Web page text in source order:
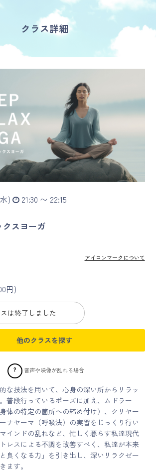
ター一覧
合わせ
いて
あたっての同意書
かかわる表示
ポリシー
クラス詳細
水)
21:30 〜 22:15
クスヨーガ
アイコンマークについて
円)
は終了しました
他のクラスを探す
? 音声や映像が乱れる場合
な技法を用いて、心身の深い所からリラッ
普段行っているポーズに加え、ムドラー
体の特定の箇所への締め付け）、クリヤー
ナヤーマ（呼吸法）の実習をじっくり行い
インドの乱れなど、忙しく暮らす私達現代
レスによる不調を改善すべく、私達が本来
良くなる力」を引き出し、深いリラクゼー
ます。